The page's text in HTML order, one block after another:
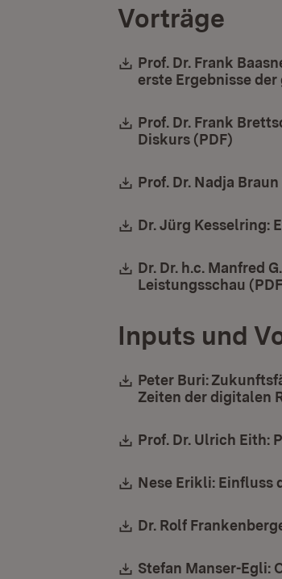
Vorträge
Download:
Prof. Dr. Frank
erste Ergebnisse
Download:
Prof. Dr. Frank
Diskurs (PDF)
Download:
Prof. Dr. Nadja
Download:
Dr. Jürg Kesselring:
Download:
Dr. Dr. h.c. Manfred
Leistungsschau
Inputs und
Download:
Peter Buri:
Zeiten der digitalen
Download:
Prof. Dr. Ulrich Eith:
Download:
Nese Erikli: Einfluss
Download:
Dr. Rolf
Download:
Stefan Manser-Egli: